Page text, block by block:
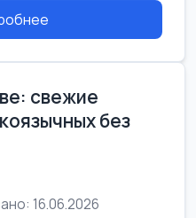
свежие
без
16.06.2026